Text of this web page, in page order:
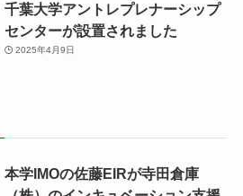
千葉大学アントレプレナーシップ
センターが設置されました
2025年4月9日
本学IMOの佐藤EIRが寺田倉庫